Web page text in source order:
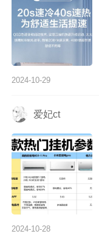
2024-10-29
爱妃ct
2024-10-28